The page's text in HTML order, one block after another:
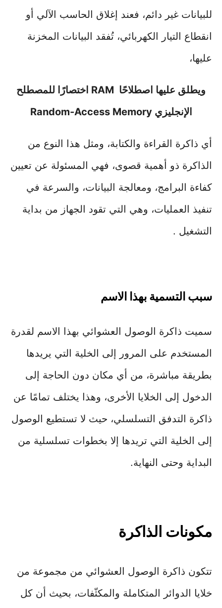
للبيانات غير دائم، فعند إغلاق الحاسب الآلي أو
انقطاع التيار الكهربائي، تُفقد البيانات المخزنة
عليها،
ويطلق عليها اصطلاحًا RAM اختصارًا للمصطلح
الإنجليزي Random-Access Memory
أي ذاكرة القراءة والكتابة، ومثل هذا النوع من
الذاكرة ذو أهمية قصوى، فهي المسئولة عن تعيين
كفاءة البرامج، ومعالجة البيانات، والسرعة في
تنفيذ العمليات، وهي التي تقود الجهاز من بداية
التشغيل .
سبب التسمية بهذا الاسم
سميت ذاكرة الوصول العشوائي بهذا الاسم لقدرة
المستخدم على المرور إلى الخلية التي يريدها
بطريقة مباشرة، من أي مكان دون الحاجة إلى
الدخول إلى الخلايا الأخرى، وهذا يختلف تمامًا عن
ذاكرة التدفق التسلسلي، حيث لا تستطيع الوصول
إلى الخلية التي تريدها إلا بخطوات تسلسلية من
البداية وحتى النهاية.
مكونات الذاكرة
تتكون ذاكرة الوصول العشوائي من مجموعة من
خلايا الدوائر المتكاملة والمكثّفات، بحيث أن كل